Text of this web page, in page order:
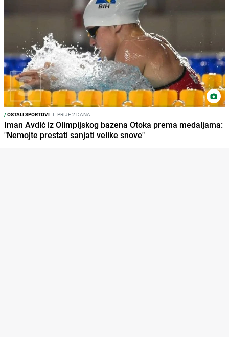
/OSTALI SPORTOVI I PRIJE 2 DANA
Iman Avdić iz Olimpijskog bazena Otoka prema medaljama:
"Nemojte prestati sanjati velike snove"